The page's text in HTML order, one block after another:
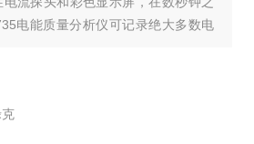
电能质量分析仪可记录绝大多数电
、电能质量测量和分析应用而开发